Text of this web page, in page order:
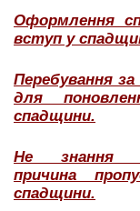
Оформлення
вступ у
Перебування
для
спадщини.
Не знання
причина
спадщини.